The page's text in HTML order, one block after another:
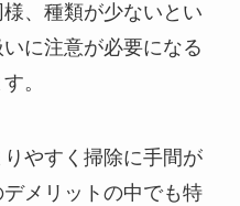
、種類が少ないとい
に注意が必要になる
。
やすく掃除に手間が
メリットの中でも特